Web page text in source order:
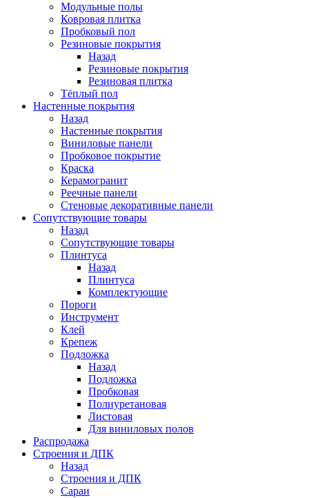
Модульные полы
Ковровая плитка
Пробковый пол
Резиновые покрытия
Назад
Резиновые покрытия
Резиновая плитка
Тёплый пол
Настенные покрытия
Назад
Настенные покрытия
Виниловые панели
Пробковое покрытие
Краска
Керамогранит
Реечные панели
Стеновые декоративные панели
Сопутствующие товары
Назад
Сопутствующие товары
Плинтуса
Назад
Плинтуса
Комплектующие
Пороги
Инструмент
Клей
Крепеж
Подложка
Назад
Подложка
Пробковая
Полиуретановая
Листовая
Для виниловых полов
Распродажа
Строения и ДПК
Назад
Строения и ДПК
Сараи